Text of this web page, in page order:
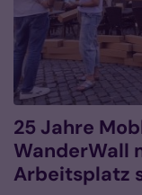
25 Jahre
WanderWall
Arbeitsplatz